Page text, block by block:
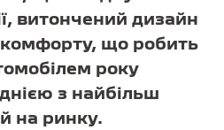
витончений дизайн
комфорту, що робить
року
з найбільш
на ринку.